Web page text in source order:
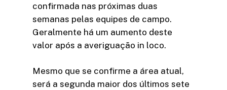
confirmada nas próximas duas
semanas pelas equipes de campo.
Geralmente há um aumento deste
valor após a averiguação in loco.
Mesmo que se confirme a área atual,
será a segunda maior dos últimos sete